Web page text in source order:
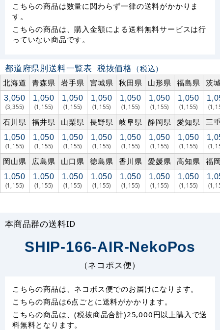
こちらの商品は数量に関わらず一律の送料がかかりま
す。
こちらの商品は、購入金額による送料無料サービスは行
っていない商品です。
都道府県別送料一覧表 税抜価格 （税込）
北海道
青森県 岩手県 宮城県 秋田県 山形県 福島県 茨
3,050
(3,355)
1,050
(1,155)
1,050
(1,155)
1,050
(1,155)
1,050
(1,155)
1,050
(1,155)
1,050
(1,155)
石川県 福井県 山梨県 長野県 岐阜県 静岡県 愛知県 三
1,050
(1,155)
1,050
(1,155)
1,050
(1,155)
1,050
(1,155)
1,050
(1,155)
1,050
(1,155)
1,050
(1,155)
岡山県 広島県 山口県 徳島県 香川県 愛媛県 高知県 福
1,050
(1,155)
1,050
(1,155)
1,050
(1,155)
1,050
(1,155)
1,050
(1,155)
1,050
(1,155)
1,050
(1,155)
本商品群の送料ID
SHIP-166-AIR-NekoPos
（ネコポス便）
こちらの商品は、ネコポス便でのお届けになります。
こちらの商品は6点ごとに送料がかかります。
こちらの商品は、(税抜商品合計)25,000円以上購入で送
料無料となります。